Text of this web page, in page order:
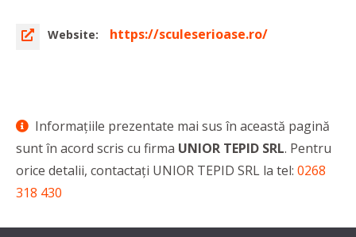
Website: https://sculeserioase.ro/
Informaţiile prezentate mai sus în această pagină
sunt în acord scris cu firma UNIOR TEPID SRL. Pentru
orice detalii, contactaţi UNIOR TEPID SRL la tel: 0268
318 430